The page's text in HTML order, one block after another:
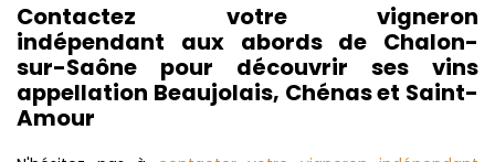
Contactez votre vigneron
indépendant aux abords de Chalon-
sur-Saône pour découvrir ses vins
appellation Beaujolais, Chénas et Saint-
Amour